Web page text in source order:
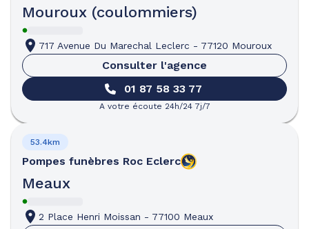
Mouroux (coulommiers)
717 Avenue Du Marechal Leclerc - 77120 Mouroux
Consulter l'agence
01 87 58 33 77
A votre écoute 24h/24 7j/7
Pompes funèbres Roc Eclerc
Meaux
53.4km
2 Place Henri Moissan - 77100 Meaux